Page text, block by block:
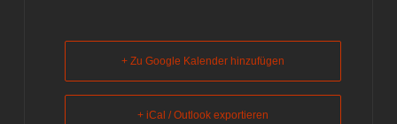
+ Zu Google Kalender hinzufügen
+ iCal / Outlook exportieren